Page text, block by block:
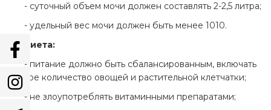
- суточный объем мочи должен составлять 2-2,5 литра;
- удельный вес мочи должен быть менее 1010.
2. Диета:
- питание должно быть сбалансированным, включать
большое количество овощей и растительной клетчатки;
- не злоупотреблять витаминными препаратами;